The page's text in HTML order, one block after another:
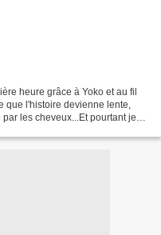
heure grâce à Yoko et au fil
que l'histoire devienne lente,
les cheveux...Et pourtant je